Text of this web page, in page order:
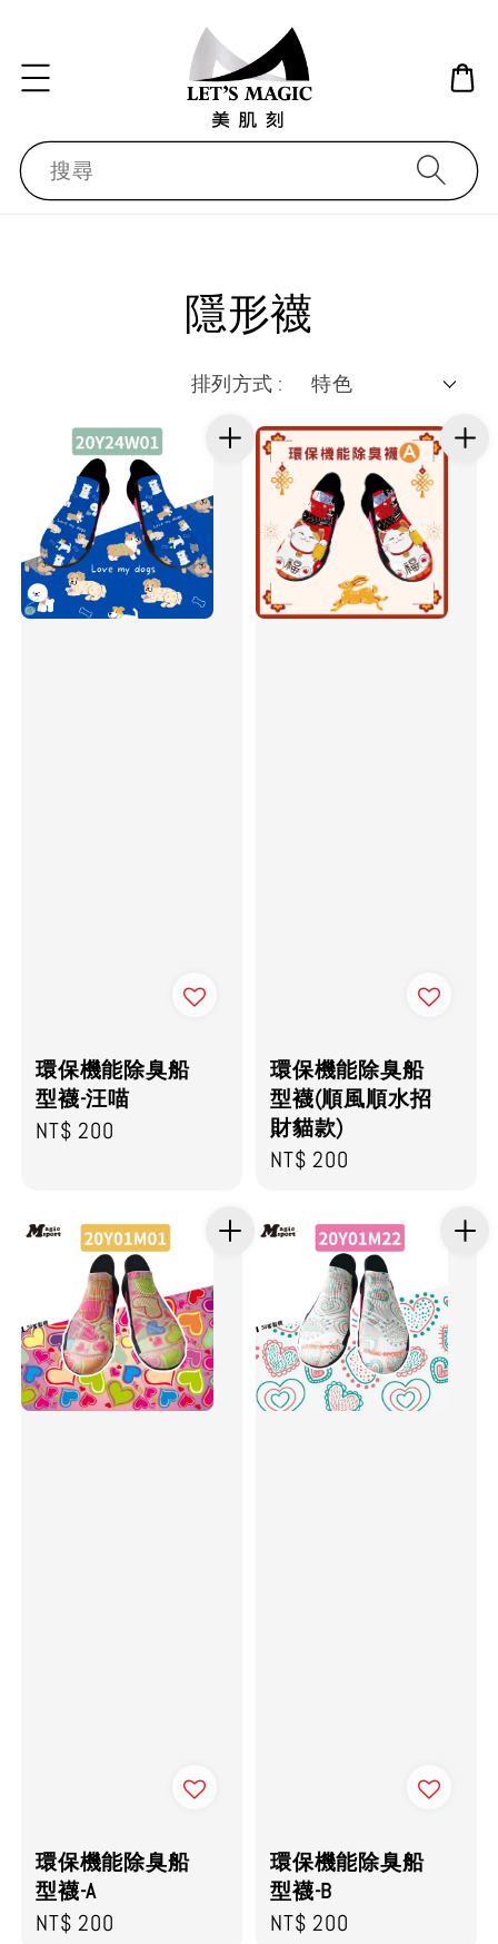
搜尋
隱形襪
排列方式 :
環保機能除臭船
型襪-汪喵
Regular
NT$ 200
環保機能除臭船
型襪(順風順水招
財貓款)
Regular
NT$ 200
環保機能除臭船
型襪-A
Regular
NT$ 200
環保機能除臭船
型襪-B
Regular
NT$ 200